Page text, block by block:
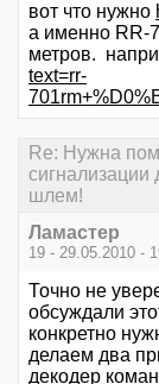
вот что нужно
а именно RR-
метров.
text=rr-
Re: Нужна
сигнализации
шлем!
Ламастер
19 - 29.05.2010 -
Точно не
обсуждали
конкретно
делаем два
декодер